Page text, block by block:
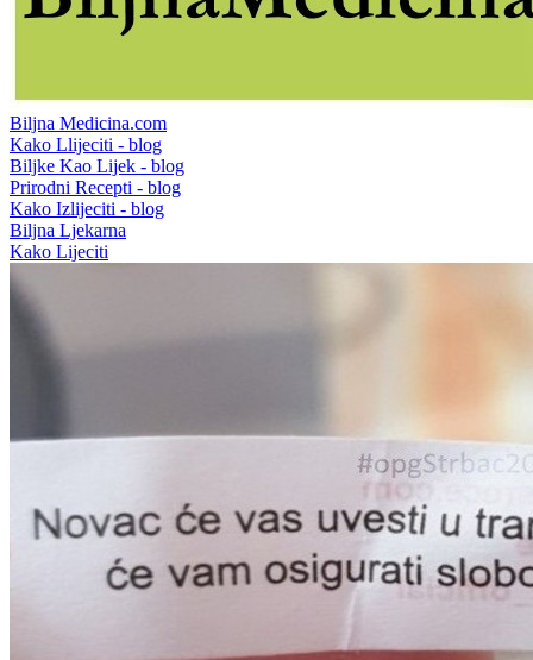
Biljna Medicina.com
Kako Llijeciti - blog
Biljke Kao Lijek - blog
Prirodni Recepti - blog
Kako Izlijeciti - blog
Biljna Ljekarna
Kako Lijeciti